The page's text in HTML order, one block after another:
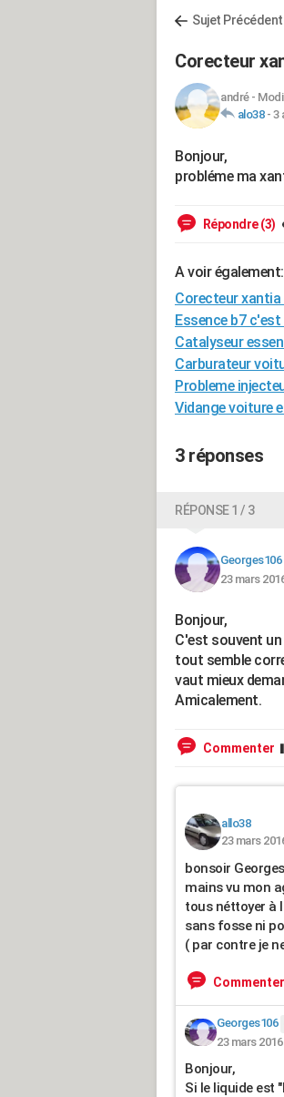
Sujet Précédent
Corecteur
andré-
alo38- 3
Bonjour,
probléme ma
Répondre (3)
A voir également:
Corecteur xantia
Essence b7 c'est
Catalyseur
Carburateur
Probleme
Vidange voiture
3 réponses
RÉPONSE 1 / 3
Georges106
23 mars
Bonjour,
C'est souvent
tout semble
vaut mieux
Amicalement.
Commenter
allo38
23 mars
bonsoir
mains vu mon
tous néttoyer à
sans fosse ni
( par contre je
Commenter
Georges106
23 mars 2016
Bonjour,
Si le liquide est